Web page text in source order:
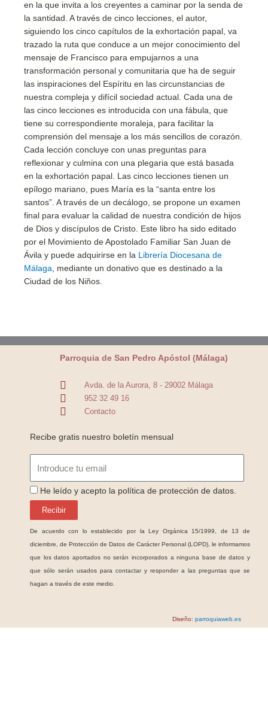
en la que invita a los creyentes a caminar por la senda de
la santidad. A través de cinco lecciones, el autor,
siguiendo los cinco capítulos de la exhortación papal, va
trazado la ruta que conduce a un mejor conocimiento del
mensaje de Francisco para empujarnos a una
transformación personal y comunitaria que ha de seguir
las inspiraciones del Espíritu en las circunstancias de
nuestra compleja y difícil sociedad actual. Cada una de
las cinco lecciones es introducida con una fábula, que
tiene su correspondiente moraleja, para facilitar la
comprensión del mensaje a los más sencillos de corazón.
Cada lección concluye con unas preguntas para
reflexionar y culmina con una plegaria que está basada
en la exhortación papal. Las cinco lecciones tienen un
epílogo mariano, pues María es la “santa entre los
santos”. A través de un decálogo, se propone un examen
final para evaluar la calidad de nuestra condición de hijos
de Dios y discípulos de Cristo. Este libro ha sido editado
por el Movimiento de Apostolado Familiar San Juan de
Ávila y puede adquirirse en la Librería Diocesana de
Málaga, mediante un donativo que es destinado a la
Ciudad de los Niños.
Parroquia de San Pedro Apóstol (Málaga)
Avda. de la Aurora, 8 - 29002 Málaga
952 32 49 16
Contacto
Recibe gratis nuestro boletín mensual
ProteccionDatos
He leído y acepto la política de protección de datos.
Recibir
De acuerdo con lo establecido por la Ley Orgánica 15/1999, de 13 de
diciembre, de Protección de Datos de Carácter Personal (LOPD), le informamos
que los datos aportados no serán incorporados a ninguna base de datos y
que sólo serán usados para contactar y responder a las preguntas que se
hagan a través de este medio.
Diseño: parroquiaweb.es